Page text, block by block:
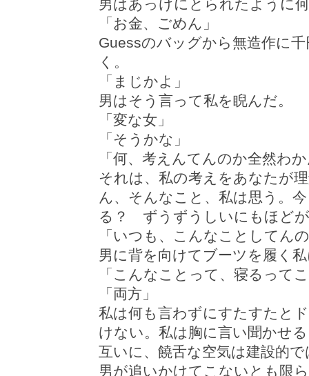
男はあっけにとられたように
「お金、ごめん」
Guessのバッグから無造作に
く。
「まじかよ」
男はそう言って私を睨んだ。
「変な女」
「そうかな」
「何、考えんてんのか全然わ
それは、私の考えをあなたが
ん、そんなこと、私は思う。
る？ ずうずうしいにもほど
「いつも、こんなことしてん
男に背を向けてブーツを履く
「こんなことって、寝るって
「両方」
私は何も言わずにすたすたと
けない。私は胸に言い聞かせ
互いに、饒舌な空気は建設的
男が追いかけてこないとも限